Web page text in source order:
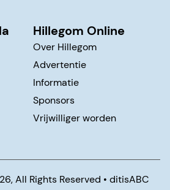
Hillegom Online
Over Hillegom
Advertentie
Informatie
Sponsors
Vrijwilliger worden
All Rights Reserved • ditisABC